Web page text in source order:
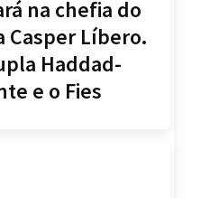
na chefia do
Casper Líbero.
Haddad-
e o Fies